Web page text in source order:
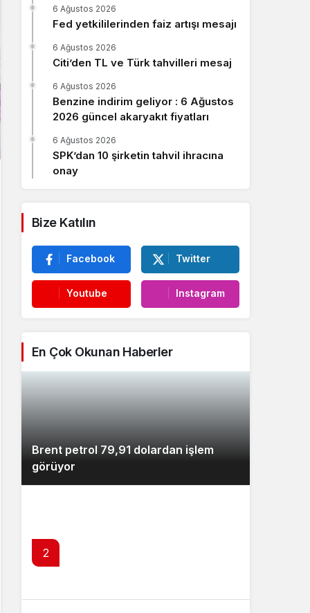
Sistem Modu
Sistem modunu seçin.
Fed yetkililerinden faiz artışı mesajı
6 Ağustos 2026
Citi’den TL ve Türk tahvilleri mesaj
6 Ağustos 2026
Benzine indirim geliyor : 6 Ağustos
2026 güncel akaryakıt fiyatları
6 Ağustos 2026
SPK’dan 10 şirketin tahvil ihracına
onay
6 Ağustos 2026
Bize Katılın
Facebook Twitter
Youtube Instagram
En Çok Okunan Haberler
Brent petrol 79,91 dolardan işlem
görüyor
2